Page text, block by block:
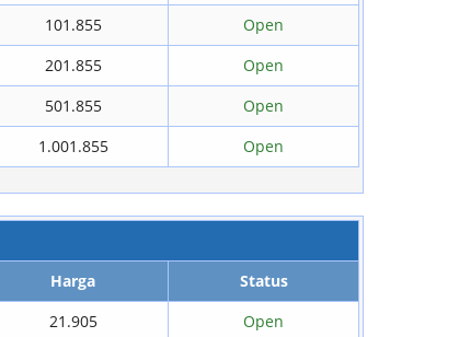
101.855
Open
201.855
Open
501.855
Open
1.001.855 Open
Harga
Status
21.905
Open